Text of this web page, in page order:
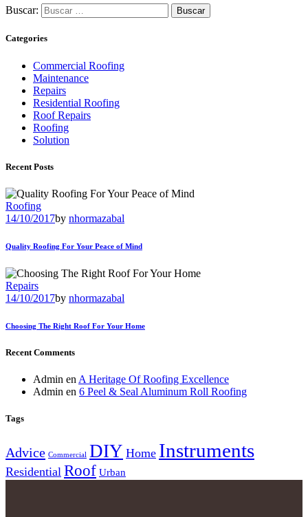
Buscar:
Categories
Commercial Roofing
Maintenance
Repairs
Residential Roofing
Roof Repairs
Roofing
Solution
Recent Posts
Roofing
14/10/2017by nhormazabal
Quality Roofing For Your Peace of Mind
Repairs
14/10/2017by nhormazabal
Choosing The Right Roof For Your Home
Recent Comments
Admin en A Heritage Of Roofing Excellence
Admin en 6 Peel & Seal Aluminum Roll Roofing
Tags
Advice Commercial DIY Home Instruments
Residential Roof Urban